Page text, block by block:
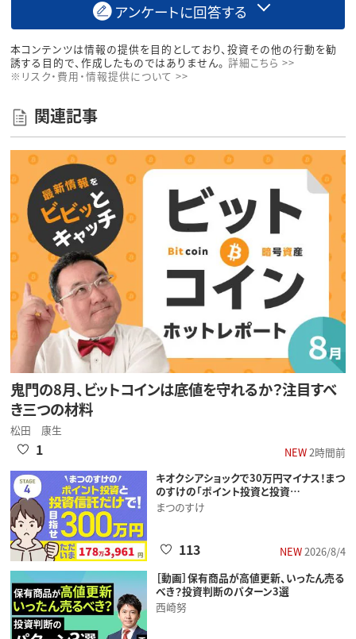
アンケートに回答する
本コンテンツは情報の提供を目的としており、投資その他の行動を勧
誘する目的で、作成したものではありません。 詳細こちら >>
※リスク・費用・情報提供について >>
関連記事
鬼門の8月、ビットコインは底値を守れるか？注目すべ
き三つの材料
松田 康生
NEW2時間前
1
キオクシアショックで30万円マイナス！まつ
のすけの「ポイント投資と投資…
まつのすけ
NEW2026/8/4
113
［動画］保有商品が高値更新、いったん売る
べき？投資判断のパターン3選
西崎努